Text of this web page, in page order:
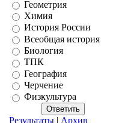
Геометрия
Химия
История России
Всеобщая история
Биология
ТПК
География
Черчение
Физкультура
Результаты | Архив